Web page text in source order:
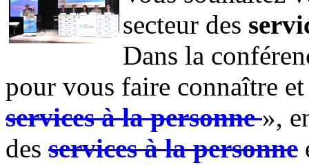
secteur des
Dans la
pour vous faire connaître
services à la personne »,
des services à la personne